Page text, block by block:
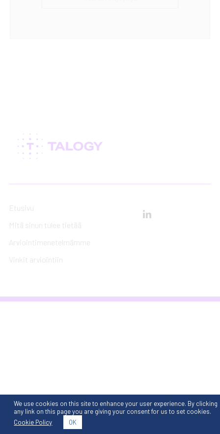
Etusivu
Mitä sinun tulee tietää
Arviointimenetelmämme
Vinkit arviointiin
We use cookies on this site to enhance your user experience. By clicking
any link on this page you are giving your consent for us to set cookies.
Cookie Policy
OK